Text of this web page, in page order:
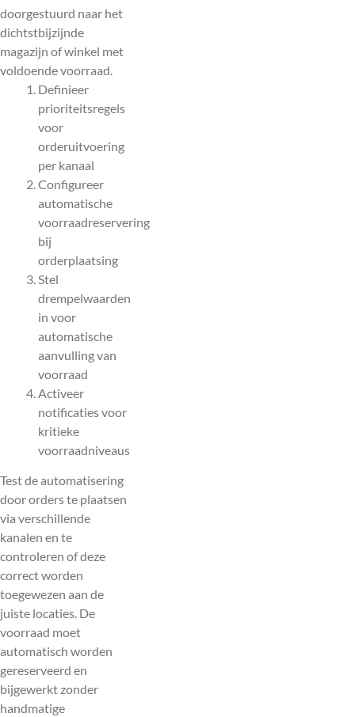
doorgestuurd naar het
dichtstbijzijnde
magazijn of winkel met
voldoende voorraad.
Definieer
prioriteitsregels
voor
orderuitvoering
per kanaal
Configureer
automatische
voorraadreservering
bij
orderplaatsing
Stel
drempelwaarden
in voor
automatische
aanvulling van
voorraad
Activeer
notificaties voor
kritieke
voorraadniveaus
Test de automatisering
door orders te plaatsen
via verschillende
kanalen en te
controleren of deze
correct worden
toegewezen aan de
juiste locaties. De
voorraad moet
automatisch worden
gereserveerd en
bijgewerkt zonder
handmatige